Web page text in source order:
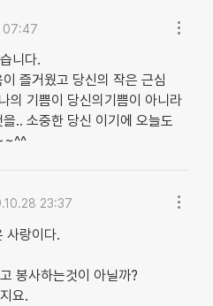
07:47
니다.
즐거웠고 당신의 작은 근심
의 기쁨이 당신의기쁨이 아니라
.. 소중한 당신 이기에 오늘도
23:37
사랑이다.
봉사하는것이 아닐까?
요.